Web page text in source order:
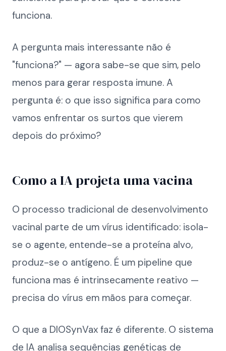
funciona.
A pergunta mais interessante não é
"funciona?" — agora sabe-se que sim, pelo
menos para gerar resposta imune. A
pergunta é: o que isso significa para como
vamos enfrentar os surtos que vierem
depois do próximo?
Como a IA projeta uma vacina
O processo tradicional de desenvolvimento
vacinal parte de um vírus identificado: isola-
se o agente, entende-se a proteína alvo,
produz-se o antígeno. É um pipeline que
funciona mas é intrinsecamente reativo —
precisa do vírus em mãos para começar.
O que a DIOSynVax faz é diferente. O sistema
de IA analisa sequências genéticas de